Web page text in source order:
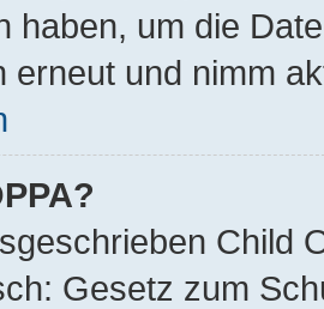
haben, um die
erneut und nimm
Child
Gesetz zum